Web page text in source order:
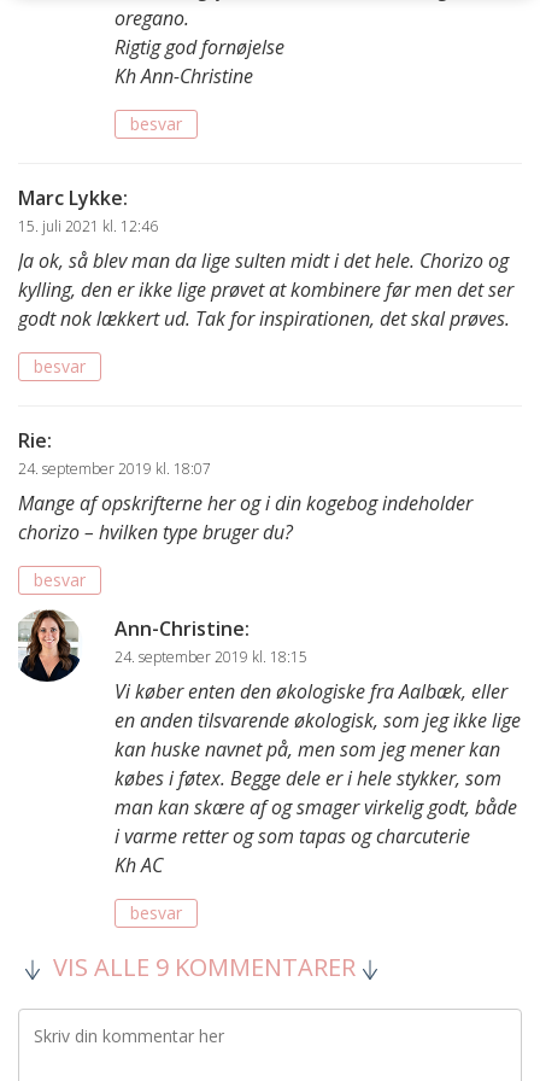
oregano.
Rigtig god fornøjelse
Kh Ann-Christine
besvar
Marc Lykke:
15. juli 2021 kl. 12:46
Ja ok, så blev man da lige sulten midt i det hele. Chorizo og
kylling, den er ikke lige prøvet at kombinere før men det ser
godt nok lækkert ud. Tak for inspirationen, det skal prøves.
besvar
Rie:
24. september 2019 kl. 18:07
Mange af opskrifterne her og i din kogebog indeholder
chorizo – hvilken type bruger du?
besvar
Ann-Christine:
24. september 2019 kl. 18:15
Vi køber enten den økologiske fra Aalbæk, eller
en anden tilsvarende økologisk, som jeg ikke lige
kan huske navnet på, men som jeg mener kan
købes i føtex. Begge dele er i hele stykker, som
man kan skære af og smager virkelig godt, både
i varme retter og som tapas og charcuterie
Kh AC
besvar
VIS ALLE 9 KOMMENTARER